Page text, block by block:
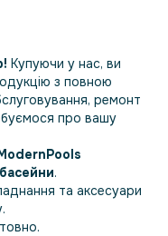
Купуючи у нас, ви
з повною
ремонт
про вашу
.
та аксесуари